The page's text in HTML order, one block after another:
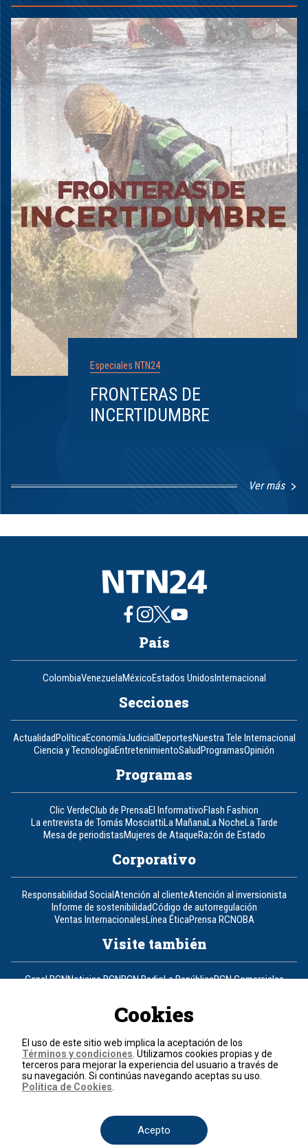
Especiales NTN24
FRONTERAS DE
INCERTIDUMBRE
Ver más
1
8
País
ColombiaVenezuelaMéxicoEstados UnidosInternacional
Secciones
ActualidadPolíticaEconomíaJudicialDeportesNuestra Tele Internacional
Ciencia y TecnologíaEntretenimientoSaludProgramasOpinión
Programas
Clic VerdeClub de PrensaEl InformativoFlash Fashion
La entrevista de Tomás MosciattiLa MañanaLa NocheLa Tarde
Mesa de periodistasMujeres de AtaqueRazón de Estado
Corporativo
Responsabilidad SocialAtención al clienteAtención al inversionista
Informe de sostenibilidadCódigo de autorregulación
Ventas InternacionalesLínea ÉticaPrensa RCNOBA
Visite también
Canal RCNNoticias RCNRCN RadioLa RepúblicaRCN Comerciales
Un producto de RCN Televisión
Contáctenos
Teléfono+57 (601) 426 92 92
Términos y condiciones
Cookies
El uso de este sitio web implica la aceptación de los
Términos y condiciones . Utilizamos cookies propias y de
terceros para mejorar la experiencia del usuario a través de
su navegación. Si continúas navegando aceptas su uso.
Política de Cookies
Acepto